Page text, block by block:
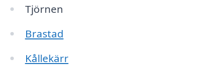
Tjörnen
Brastad
Kållekärr